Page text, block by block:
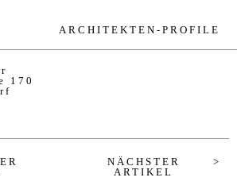
BUCHSHOP
ARCHITEKTEN-PROFILE
170
NÄCHSTER
ARTIKEL